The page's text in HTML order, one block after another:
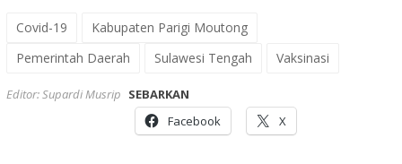
Covid-19
Kabupaten Parigi Moutong
Pemerintah Daerah
Sulawesi Tengah Vaksinasi
Editor: Supardi Musrip SEBARKAN
Facebook
X